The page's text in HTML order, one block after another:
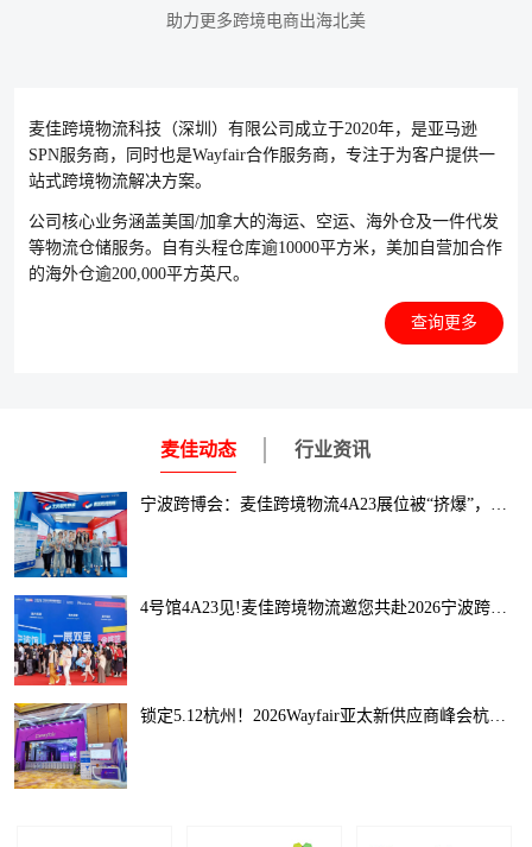
助力更多跨境电商出海北美
麦佳跨境物流科技（深圳）有限公司成立于2020年，是亚马逊
SPN服务商，同时也是Wayfair合作服务商，专注于为客户提供一
站式跨境物流解决方案。
公司核心业务涵盖美国/加拿大的海运、空运、海外仓及一件代发
等物流仓储服务。自有头程仓库逾10000平方米，美加自营加合作
的海外仓逾200,000平方英尺。
查询更多
麦佳动态 行业资讯
宁波跨博会：麦佳跨境物流4A23展位被“挤爆”，数千卖家现场咨询！
4号馆4A23见!麦佳跨境物流邀您共赴2026宁波跨博会，解锁全球出海新通路
锁定5.12杭州！2026Wayfair亚太新供应商峰会杭州站启幕，助您抢占跨境家居千亿风口